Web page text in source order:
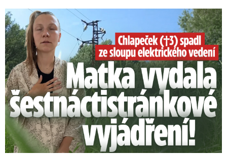
Smrtelný pád chlapce: Matka vydala vyjádření na 16 stran